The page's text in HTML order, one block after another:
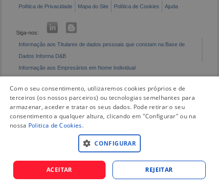
Política de Privacidade
Mapa do Site Política de Cookies Ajuda
Siga-nos:
Informação aos Titulares de dados pessoais que constam na Base de
Dados Informa D&B
Informação aos Empresários em Nome Individual
Com o seu consentimento, utilizaremos cookies próprios e de
terceiros (os nossos parceiros) ou tecnologias semelhantes para
armazenar, aceder e tratar os seus dados. Pode retirar o seu
consentimento a qualquer altura, clicando em "Configurar" ou na
nossa Politica de Cookies.
CONFIGURAR
ACEITAR REJEITAR